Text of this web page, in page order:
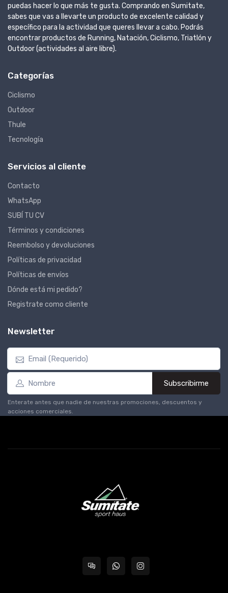
puedas hacer lo que más te gusta. Comprando en Sumitate,
sabes que vas a llevarte un producto de excelente calidad y
específico para la actividad que queres llevar a cabo. Podrás
encontrar productos de Running, Natación, Ciclismo, Triatlón y
Outdoor (actividades al aire libre).
Categorías
Ciclismo
Outdoor
Thule
Tecnología
Servicios al cliente
Contacto
WhatsApp
SUBÍ TU CV
Términos y condiciones
Reembolso y devoluciones
Políticas de privacidad
Políticas de envíos
Dónde está mi pedido?
Registrate como cliente
Newsletter
Subscribirme
Enterate antes que nadie de nuestras promociones, descuentos y
acciones comerciales.